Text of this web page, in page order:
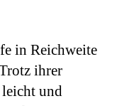
in Reichweite
ihrer
und